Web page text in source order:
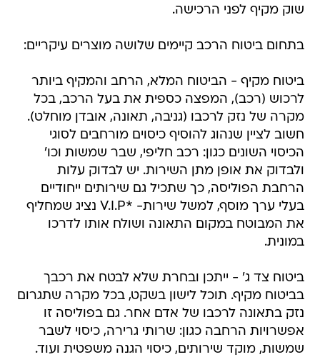
שוק מקיף לפני הרכישה.
בתחום ביטוח הרכב קיימים שלושה מוצרים עיקריים:
ביטוח מקיף - הביטוח המלא, הרחב והמקיף ביותר
לרכוש (רכב), המפצה כספית את בעל הרכב, בכל
מקרה של נזק לרכבו (גניבה, תאונה, אובדן מוחלט).
חשוב לציין שנהוג להוסיף כיסוים מורחבים לסוגי
הכיסוי השונים כגון: רכב חליפי, שבר שמשות וכו'
ולבדוק את אופן מתן השירות. יש לבדוק עלות
הרחבת הפוליסה, כך שתכיל גם שירותים ייחודיים
בעלי ערך מוסף, למשל שירות- *V.I.P נציג שמחליף
את המבוטח במקום התאונה ושולח אותו לדרכו
במונית.
ביטוח צד ג' - ייתכן ובחרת שלא לבטח את רכבך
בביטוח מקיף. תוכל לישון בשקט, בכל מקרה שתגרום
נזק בתאונה לרכבו של אדם אחר. גם בפוליסה זו
אפשרויות הרחבה כגון: שרותי גרירה, כיסוי לשבר
שמשות, מוקד שירותים, כיסוי הגנה משפטית ועוד.